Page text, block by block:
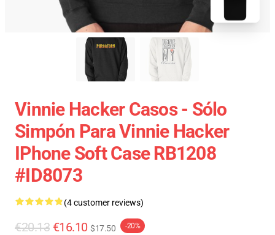
Vinnie Hacker Casos - Sólo
Simpón Para Vinnie Hacker
IPhone Soft Case RB1208
#ID8073
(4 customer reviews)
€20.13 €16.10 $17.50 -20%